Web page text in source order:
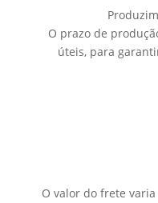
O prazo de
úteis, para
O valor do frete